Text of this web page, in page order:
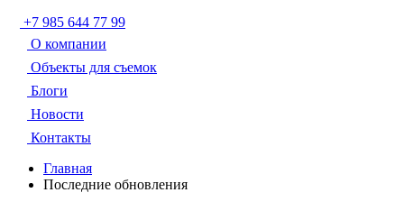
+7 985 644 77 99
О компании
Объекты для съемок
Блоги
Новости
Контакты
Главная
Последние обновления